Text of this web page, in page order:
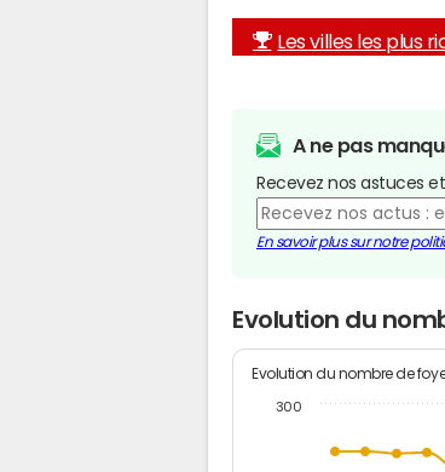
Les villes les plus
A ne pas
Recevez nos astuces
En savoir plus sur notre
Evolution du
Evolution du nombre de
300